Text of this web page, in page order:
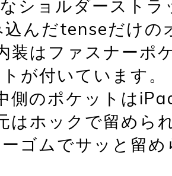
ショルダーストラ
込んだtenseだけの
装はファスナーポ
が付いています。
側のポケットは
はホックで留めら
ゴムでサッと留